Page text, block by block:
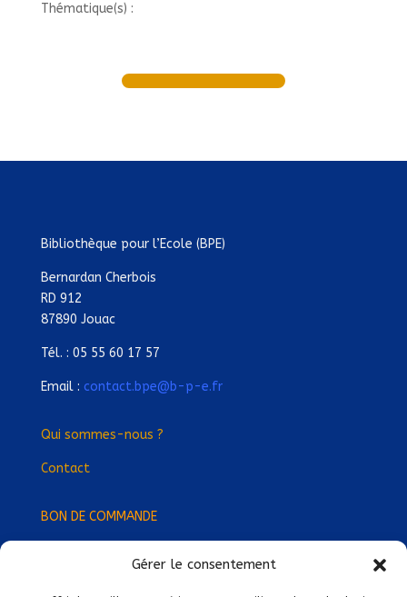
Gérer le consentement
Thématique(s) :
Bibliothèque pour l’Ecole (BPE)
Bernardan Cherbois
RD 912
87890 Jouac
Tél. : 05 55 60 17 57
Email : contact.bpe@b-p-e.fr
Qui sommes-nous ?
Contact
BON DE COMMANDE
Devenez Délégué·e Régional·e !